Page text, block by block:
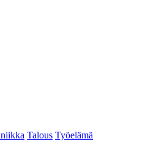
Talous Työelämä